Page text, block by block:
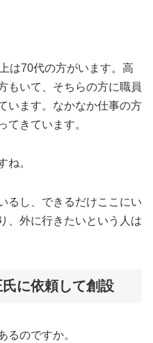
は70代の方がいます。高
もいて、そちらの方に職員
います。なかなか仕事の方
てきています。
ね。
るし、できるだけここにい
、外に行きたいという人は
に依頼して創設
のですか。